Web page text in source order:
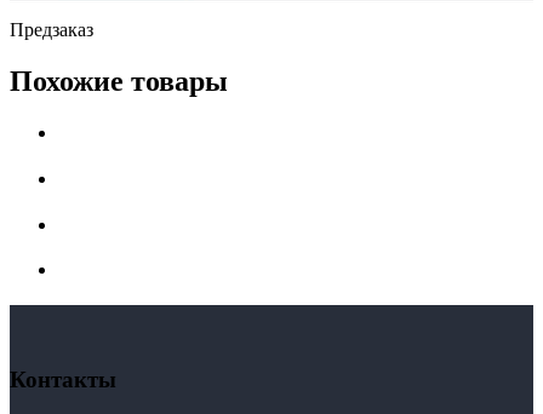
Предзаказ
Похожие товары
Контакты